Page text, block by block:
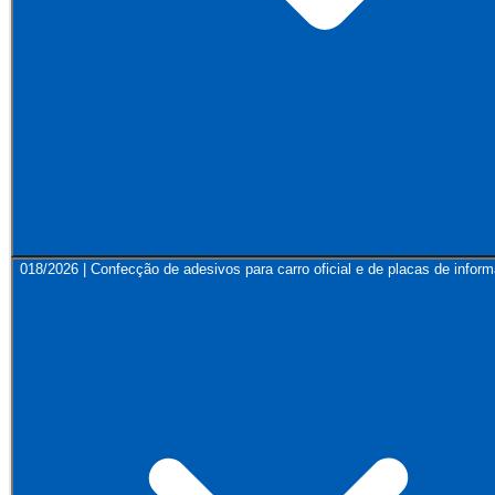
018/2026 | Confecção de adesivos para carro oficial e de placas de